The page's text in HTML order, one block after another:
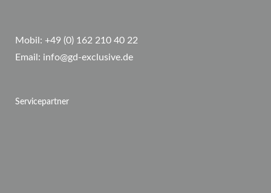
Mobil: +49 (0) 162 210 40 22
Email: info@gd-exclusive.de
Servicepartner